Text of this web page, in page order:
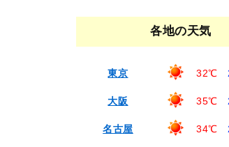
各地の天気
東京 32℃
大阪 35℃
名古屋 34℃